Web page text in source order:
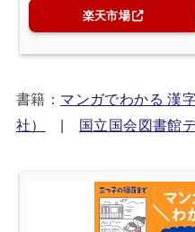
楽天市場
書籍： マンガでわかる 漢
社）
国立国会図書館